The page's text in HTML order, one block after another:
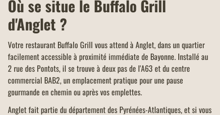
Où se situe le Buffalo Grill
d'Anglet ?
Votre restaurant Buffalo Grill vous attend à Anglet, dans un quartier
facilement accessible à proximité immédiate de Bayonne. Installé au
2 rue des Pontots, il se trouve à deux pas de l'A63 et du centre
commercial BAB2, un emplacement pratique pour une pause
gourmande en chemin ou après vos emplettes.
Anglet fait partie du département des Pyrénées-Atlantiques, et si vous